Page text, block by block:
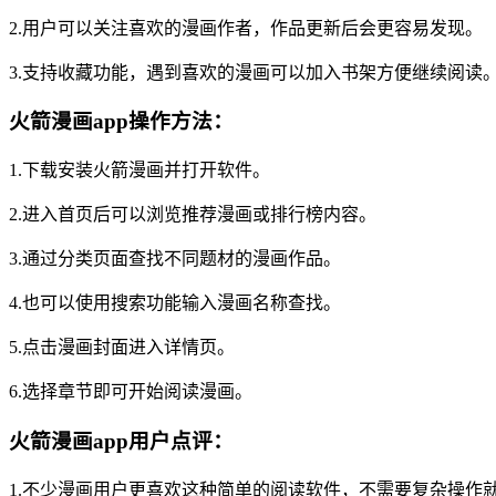
2.用户可以关注喜欢的漫画作者，作品更新后会更容易发现。
3.支持收藏功能，遇到喜欢的漫画可以加入书架方便继续阅读。
火箭漫画app操作方法：
1.下载安装火箭漫画并打开软件。
2.进入首页后可以浏览推荐漫画或排行榜内容。
3.通过分类页面查找不同题材的漫画作品。
4.也可以使用搜索功能输入漫画名称查找。
5.点击漫画封面进入详情页。
6.选择章节即可开始阅读漫画。
火箭漫画app用户点评：
1.不少漫画用户更喜欢这种简单的阅读软件，不需要复杂操作